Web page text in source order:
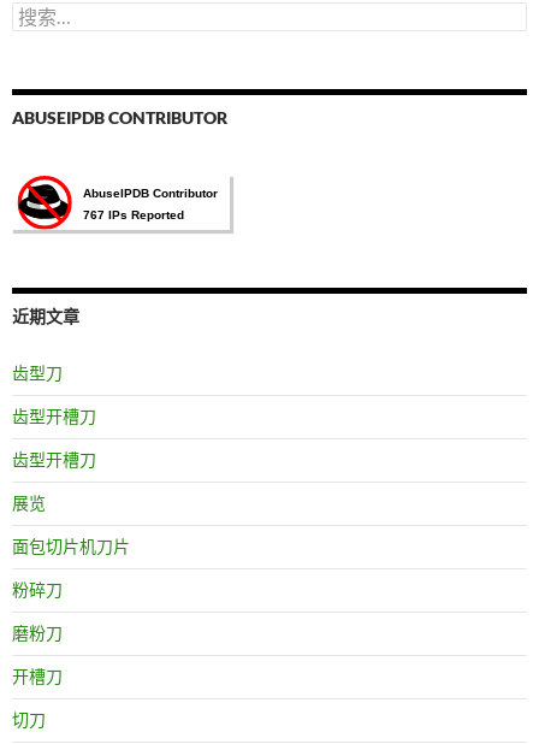
搜
索：
ABUSEIPDB CONTRIBUTOR
近期文章
齿型刀
齿型开槽刀
齿型开槽刀
展览
面包切片机刀片
粉碎刀
磨粉刀
开槽刀
切刀